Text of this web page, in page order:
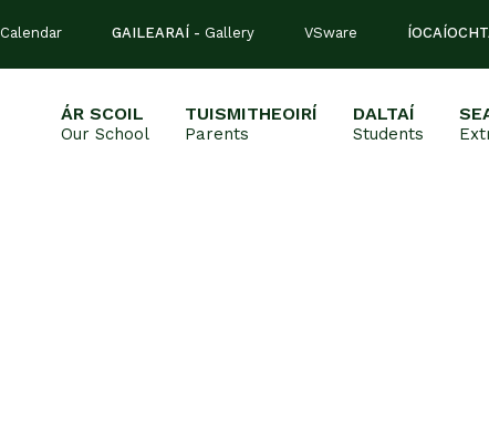
Calendar GAILEARAÍ - Gallery VSware
ÁR SCOIL
Our School
TUISMITHEOIRÍ
Parents
DALTAÍ
Students